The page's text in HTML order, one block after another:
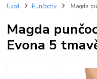
Úvod Punčochy Magda
Magda
Evona 5